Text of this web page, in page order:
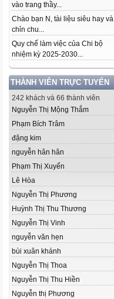
vào trang thầy...
Chào bạn N, tài liệu siêu hay và
chỉn chu...
Quy chế làm việc của Chi bộ
nhiệm kỳ 2025-2030...
THÀNH VIÊN TRỰC TUYẾN
242 khách và 66 thành viên
Nguyễn Thị Mộng Thắm
Phạm Bích Trâm
đặng kim
nguyễn hân hân
Phạm Thị Xuyến
Lê Hòa
Nguyễn Thị Phương
Huỳnh Thị Thu Thương
Nguyễn Thị Vinh
nguyễn văn hẹn
bùi xuân khánh
Nguyễn Thị Thoa
Nguyễn Thị Thu Hiền
Nguyễn thị Phương